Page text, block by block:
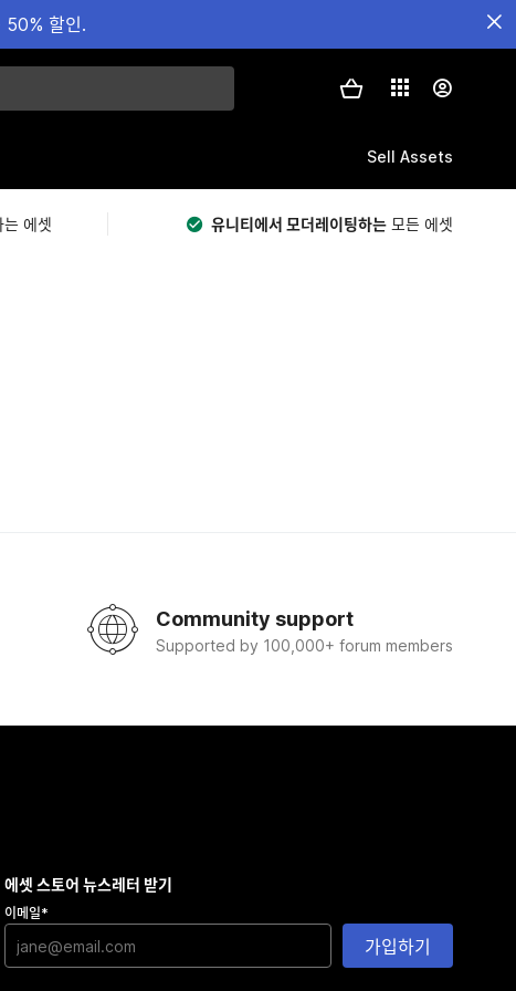
50% 할인.
Sell Assets
는 에셋 유니티에서 모더레이팅하는 모든 에셋
Community support
Supported by 100,000+ forum members
에셋 스토어 뉴스레터 받기
이메일*
가입하기